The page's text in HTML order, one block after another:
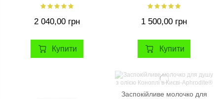
2 040,00 грн
Купити
1 500,00 грн
Купити
Заспокійливе молочко для